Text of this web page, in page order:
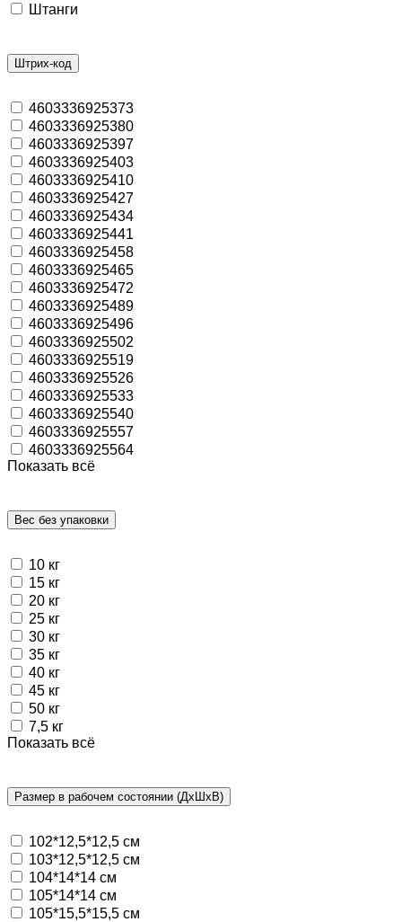
Штанги
Штрих-код
4603336925373
4603336925380
4603336925397
4603336925403
4603336925410
4603336925427
4603336925434
4603336925441
4603336925458
4603336925465
4603336925472
4603336925489
4603336925496
4603336925502
4603336925519
4603336925526
4603336925533
4603336925540
4603336925557
4603336925564
Показать всё
Вес без упаковки
10 кг
15 кг
20 кг
25 кг
30 кг
35 кг
40 кг
45 кг
50 кг
7,5 кг
Показать всё
Размер в рабочем состоянии (ДxШxВ)
102*12,5*12,5 см
103*12,5*12,5 см
104*14*14 см
105*14*14 см
105*15,5*15,5 см